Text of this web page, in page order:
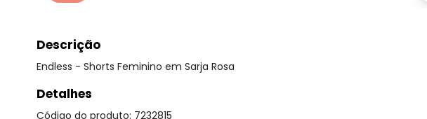
Descrição
Endless - Shorts Feminino em Sarja Rosa
Detalhes
Código do produto: 7232815